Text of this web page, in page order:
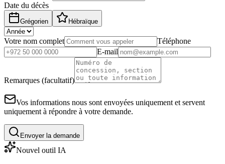
Date du décès
Grégorien Hébraïque
Votre nom complet
Téléphone
E-mail
Remarques (facultatif)
Vos informations nous sont envoyées uniquement et servent
uniquement à répondre à votre demande.
Envoyer la demande
Nouvel outil IA